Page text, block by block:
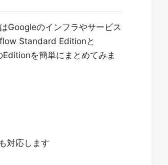
Googleのインフラやサービス
Standard Editionと
を簡単にまとめてみま
対応します